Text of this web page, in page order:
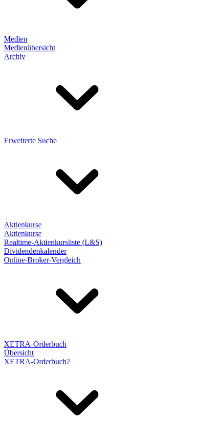
Medien
Medienübersicht
Archiv
Erweiterte Suche
Aktienkurse
Aktienkurse
Realtime-Aktienkursliste (L&S)
Dividendenkalender
Online-Broker-Vergleich
XETRA-Orderbuch
Übersicht
XETRA-Orderbuch?